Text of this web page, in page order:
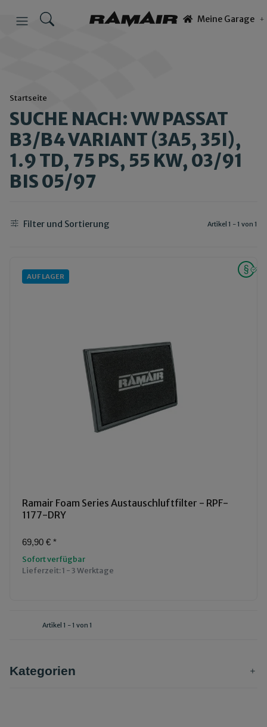
Meine Garage
Startseite
SUCHE NACH: VW PASSAT
B3/B4 VARIANT (3A5, 35I),
1.9 TD, 75 PS, 55 KW, 03/91
BIS 05/97
Filter und Sortierung Artikel 1 - 1 von 1
AUF LAGER
Ramair Foam Series Austauschluftfilter - RPF-
1177-DRY
69,90 € *
Sofort verfügbar
Lieferzeit:1 - 3 Werktage
Artikel 1 - 1 von 1
Kategorien